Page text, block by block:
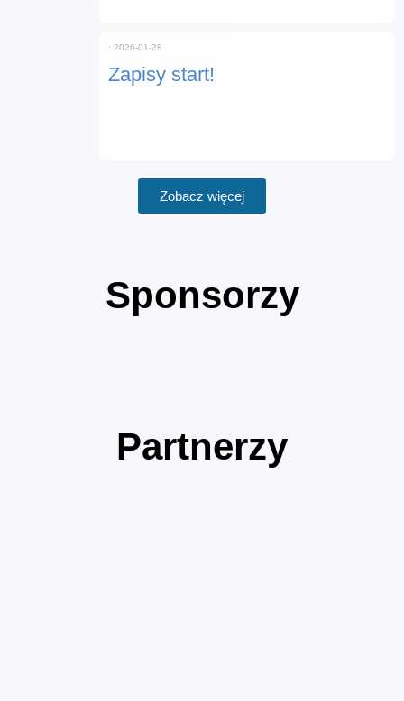
Zapisy start!
⋅ 2026-01-28
Zobacz więcej
Sponsorzy
Partnerzy